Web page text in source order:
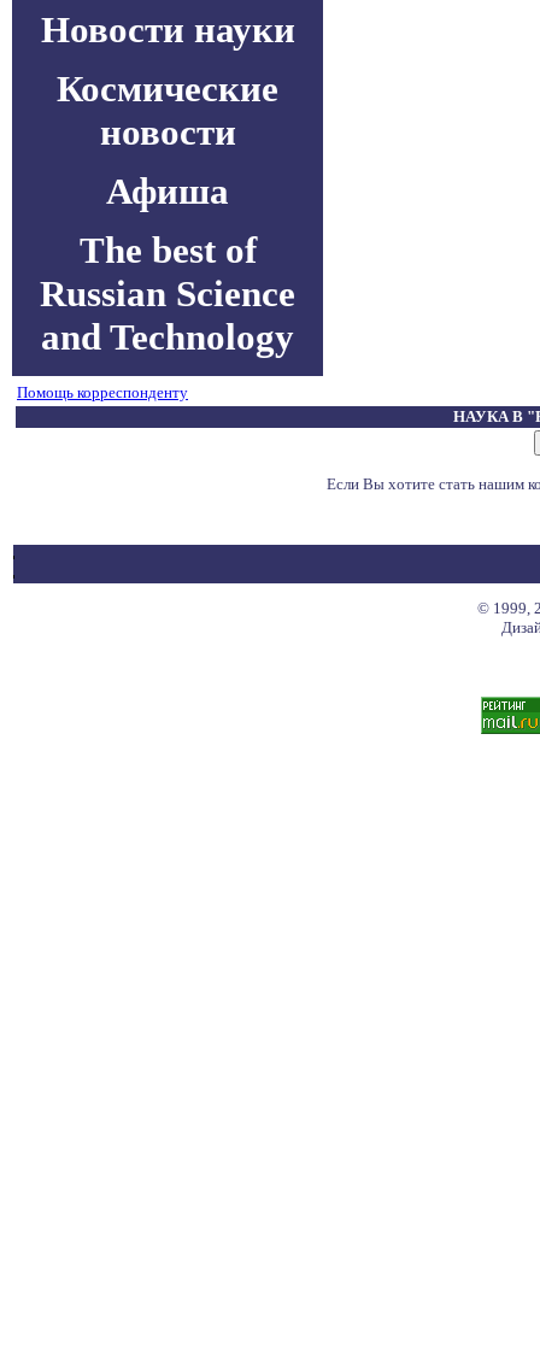
Новости науки
Космические
новости
Афиша
The best of
Russian Science
and Technology
Помощь корреспонденту
НАУКА В
Если Вы хотите стать нашим
© 1999,